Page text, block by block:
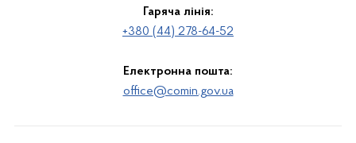
Гаряча лінія:
+380 (44) 278-64-52
Електронна пошта:
office@comin.gov.ua